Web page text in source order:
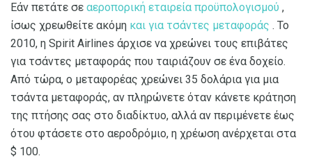
Εάν πετάτε σε αεροπορική εταιρεία προϋπολογισμού ,
ίσως χρεωθείτε ακόμη και για τσάντες μεταφοράς . Το
2010, η Spirit Airlines άρχισε να χρεώνει τους επιβάτες
για τσάντες μεταφοράς που ταιριάζουν σε ένα δοχείο.
Από τώρα, ο μεταφορέας χρεώνει 35 δολάρια για μια
τσάντα μεταφοράς, αν πληρώνετε όταν κάνετε κράτηση
της πτήσης σας στο διαδίκτυο, αλλά αν περιμένετε έως
ότου φτάσετε στο αεροδρόμιο, η χρέωση ανέρχεται στα
$ 100.